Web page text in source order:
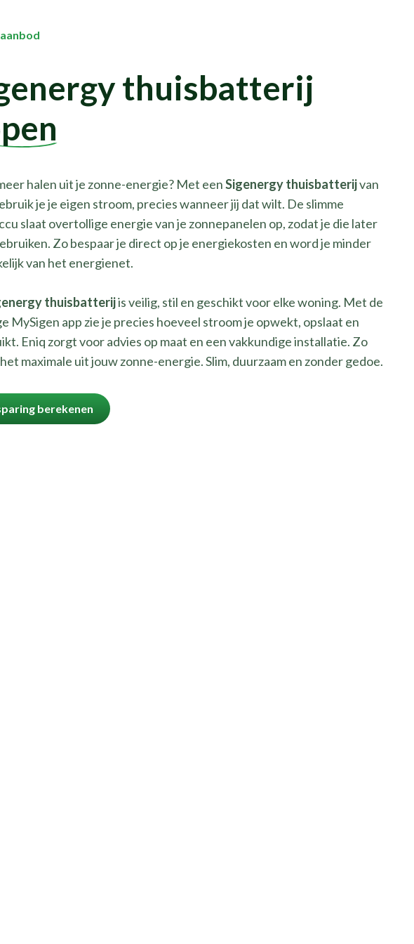
thuisbatterij
halen uit je zonne-energie? Met eenSigenergy thuisbatterijvan
je je eigen stroom, precies wanneer jij dat wilt. De slimme
slaat overtollige energie van je zonnepanelen op, zodat je die later
Zo bespaar je direct op je energiekosten en word je minder
van het energienet.
thuisbatterijis veilig, stil en geschikt voor elke woning. Met de
MySigen app zie je precies hoeveel stroom je opwekt, opslaat en
Eniq zorgt voor advies op maat en een vakkundige installatie. Zo
maximale uit jouw zonne-energie. Slim, duurzaam en zonder gedoe.
berekenen